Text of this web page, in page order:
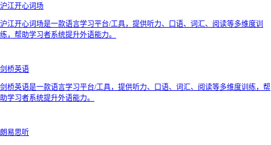
沪江开心词场
沪江开心词场是一款语言学习平台/工具，提供听力、口语、词汇、阅读等多维度训
练，帮助学习者系统提升外语能力。
剑桥英语
剑桥英语是一款语言学习平台/工具，提供听力、口语、词汇、阅读等多维度训练，帮
助学习者系统提升外语能力。
朗易思听